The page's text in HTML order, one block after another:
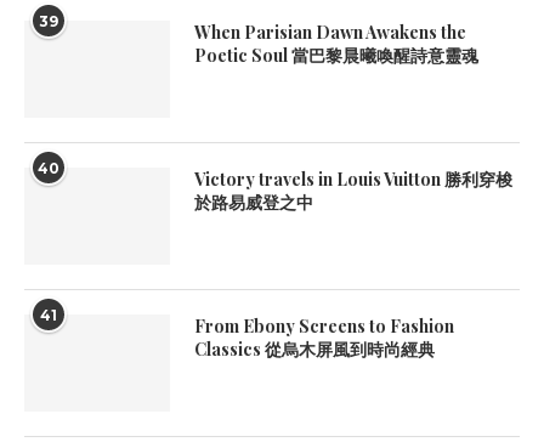
39
When Parisian Dawn Awakens the
Poetic Soul 當巴黎晨曦喚醒詩意靈魂
40
Victory travels in Louis Vuitton 勝利穿梭
於路易威登之中
41
From Ebony Screens to Fashion
Classics 從烏木屏風到時尚經典